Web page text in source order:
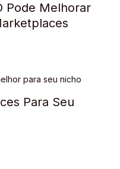
Pode Melhorar
Para Seu